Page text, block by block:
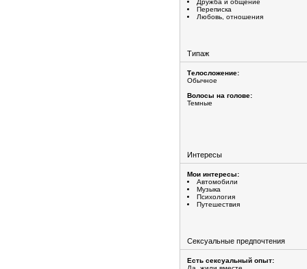
Дружба и общение
Переписка
Любовь, отношения
Типаж
Телосложение:
Обычное
Волосы на голове:
Темные
Интересы
Мои интересы:
Автомобили
Музыка
Психология
Путешествия
Сексуальные предпочтения
Есть сексуальный опыт: